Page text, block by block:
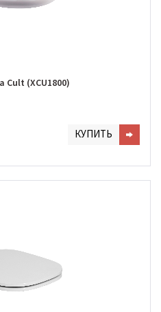
Cult (XCU1800)
КУПИТЬ